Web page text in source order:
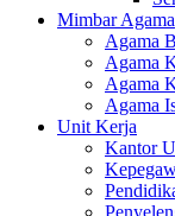
Mimbar Agama
Agama
Agama
Agama
Agama
Unit Kerja
Kantor